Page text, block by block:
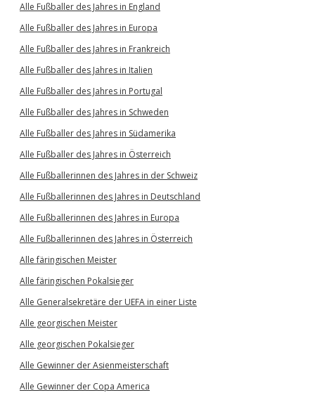
Alle Fußballer des Jahres in England
Alle Fußballer des Jahres in Europa
Alle Fußballer des Jahres in Frankreich
Alle Fußballer des Jahres in Italien
Alle Fußballer des Jahres in Portugal
Alle Fußballer des Jahres in Schweden
Alle Fußballer des Jahres in Südamerika
Alle Fußballer des Jahres in Österreich
Alle Fußballerinnen des Jahres in der Schweiz
Alle Fußballerinnen des Jahres in Deutschland
Alle Fußballerinnen des Jahres in Europa
Alle Fußballerinnen des Jahres in Österreich
Alle färingischen Meister
Alle färingischen Pokalsieger
Alle Generalsekretäre der UEFA in einer Liste
Alle georgischen Meister
Alle georgischen Pokalsieger
Alle Gewinner der Asienmeisterschaft
Alle Gewinner der Copa America